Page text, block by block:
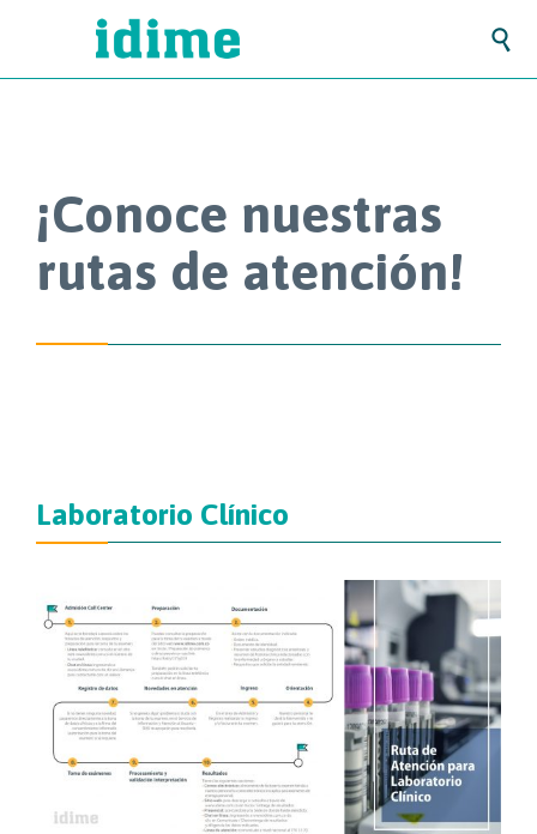

¡Conoce nuestras
rutas de atención!
Laboratorio Clínico